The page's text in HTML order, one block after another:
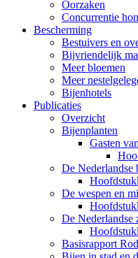
Oorzaken
Concurrentie
Bescherming
Bestuivers en
Bijvriendelijk
Meer bloemen
Meer
Bijenhotels
Publicaties
Overzicht
Bijenplanten
Gasten
De Nederlandse
De wespen en
De Nederlandse
Basisrapport